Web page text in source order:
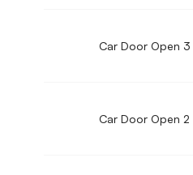
Car Door Open 3
Car Door Open 2